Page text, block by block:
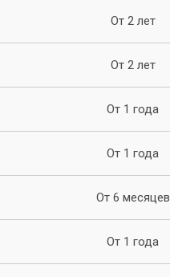
От 2 лет
От 2 лет
От 1 года
От 1 года
От 6 месяцев
От 1 года